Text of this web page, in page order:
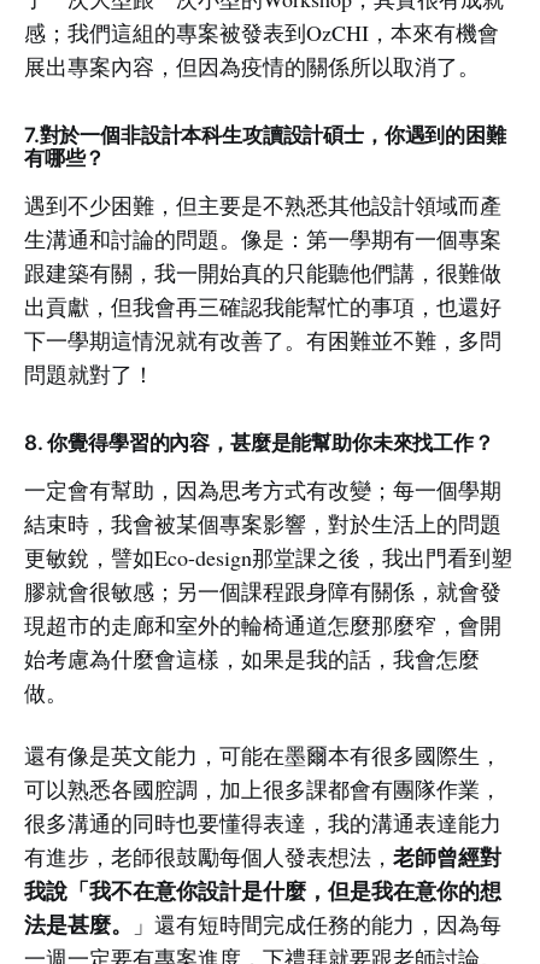
感；我們這組的專案被發表到OzCHI，本來有機會
展出專案內容，但因為疫情的關係所以取消了。
7.對於一個非設計本科生攻讀設計碩士，你遇到的困難
有哪些？
遇到不少困難，但主要是不熟悉其他設計領域而產
生溝通和討論的問題。像是：第一學期有一個專案
跟建築有關，我一開始真的只能聽他們講，很難做
出貢獻，但我會再三確認我能幫忙的事項，也還好
下一學期這情況就有改善了。有困難並不難，多問
問題就對了！
8. 你覺得學習的內容，甚麼是能幫助你未來找工作？
一定會有幫助，因為思考方式有改變；每一個學期
結束時，我會被某個專案影響，對於生活上的問題
更敏銳，譬如Eco-design那堂課之後，我出門看到塑
膠就會很敏感；另一個課程跟身障有關係，就會發
現超市的走廊和室外的輪椅通道怎麼那麼窄，會開
始考慮為什麼會這樣，如果是我的話，我會怎麼
做。
還有像是英文能力，可能在墨爾本有很多國際生，
可以熟悉各國腔調，加上很多課都會有團隊作業，
很多溝通的同時也要懂得表達，我的溝通表達能力
有進步，老師很鼓勵每個人發表想法， 老師曾經對
我說「我不在意你設計是什麼，但是我在意你的想
法是甚麼。
」還有短時間完成任務的能力，因為每